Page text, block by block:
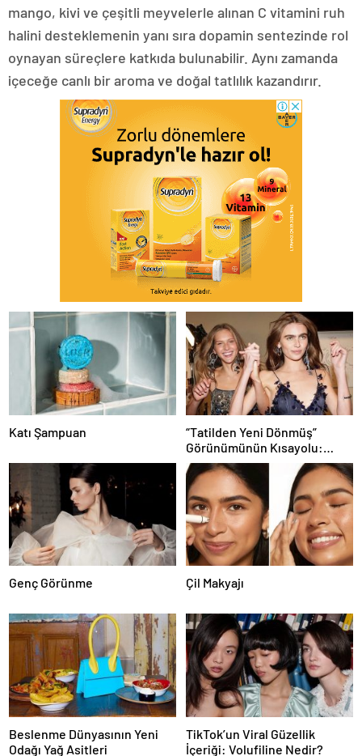
mango, kivi ve çeşitli meyvelerle alınan C vitamini ruh
halini desteklemenin yanı sıra dopamin sentezinde rol
oynayan süreçlere katkıda bulunabilir. Aynı zamanda
içeceğe canlı bir aroma ve doğal tatlılık kazandırır.
Katı Şampuan
“Tatilden Yeni Dönmüş”
Görünümünün Kısayolu:
Bronzlaştırıcı Damlalar
Genç Görünme Çil Makyajı
Beslenme Dünyasının Yeni
Odağı Yağ Asitleri
TikTok’un Viral Güzellik
İçeriği: Volufiline Nedir?